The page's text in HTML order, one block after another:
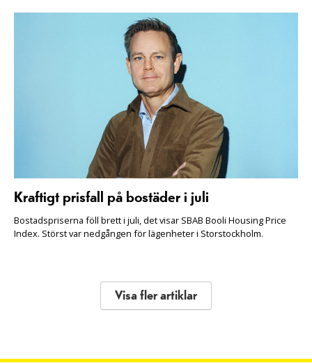
Kraftigt prisfall på bostäder i juli
Bostadspriserna föll brett i juli, det visar SBAB Booli Housing Price
Index. Störst var nedgången för lägenheter i Storstockholm.
Visa fler artiklar